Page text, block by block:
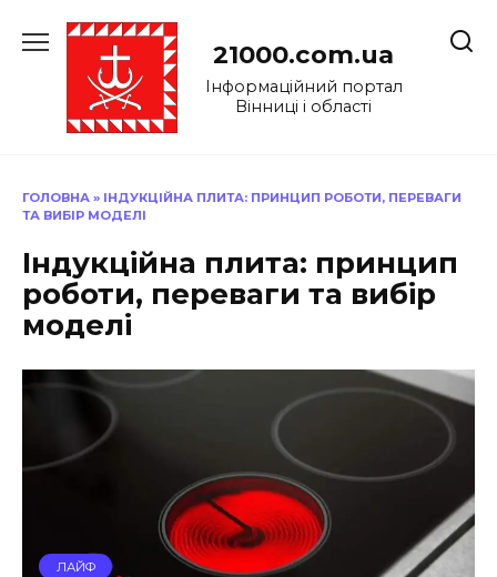
до
21000.com.ua
Інформаційний портал
Вінниці і області
ГОЛОВНА » ІНДУКЦІЙНА ПЛИТА: ПРИНЦИП РОБОТИ, ПЕРЕВАГИ
ТА ВИБІР МОДЕЛІ
Індукційна плита: принцип
роботи, переваги та вибір
моделі
ЛАЙФ